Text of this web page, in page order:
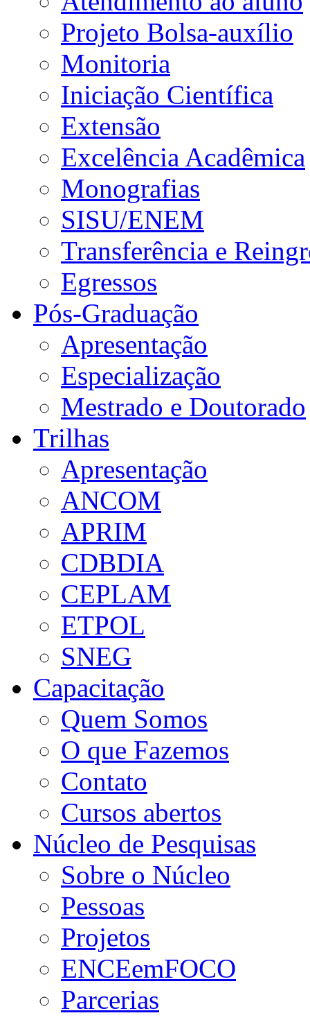
Projeto Bolsa-auxílio
Monitoria
Iniciação Científica
Extensão
Excelência Acadêmica
Monografias
SISU/ENEM
Transferência e
Egressos
Pós-Graduação
Apresentação
Especialização
Mestrado e Doutorado
Trilhas
Apresentação
ANCOM
APRIM
CDBDIA
CEPLAM
ETPOL
SNEG
Capacitação
Quem Somos
O que Fazemos
Contato
Cursos abertos
Núcleo de Pesquisas
Sobre o Núcleo
Pessoas
Projetos
ENCEemFOCO
Parcerias